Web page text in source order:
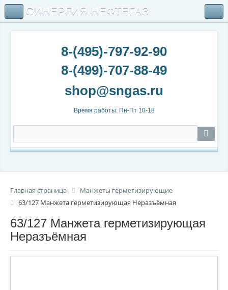
8-(495)-797-92-90
8-(499)-707-88-49
Время работы: Пн-Пт 10-18
Главная страница
Манжеты герметизирующие
63/127 Манжета герметизирующая Неразъёмная
63/127 Манжета герметизирующая
Неразъёмная
СИНЕРГИЯ НЕФТЕГАЗ